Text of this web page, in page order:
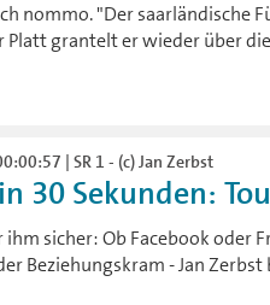
nommo. "Der saarländische
Platt grantelt er wieder über
| SR 1 - (c) Jan Zerbst
30 Sekunden:
sicher: Ob Facebook oder
Beziehungskram - Jan